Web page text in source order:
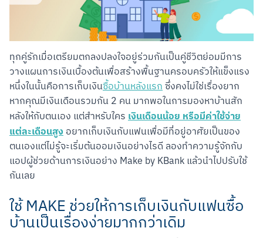
ทุกคู่รักเมื่อเตรียมตกลงปลงใจอยู่ร่วมกันเป็นคู่ชีวิตย่อมมีการ
วางแผนการเงินเบื้องต้นเพื่อสร้างพื้นฐานครอบครัวให้แข็งแรง
หนึ่งในนั้นคือการเก็บเงินซื้อบ้านหลังแรก ซึ่งคงไม่ใช่เรื่องยาก
หากคุณมีเงินเดือนรวมกัน 2 คน มากพอในการมองหาบ้านสัก
หลังให้กับตนเอง แต่สำหรับใคร เงินเดือนน้อย หรือมีค่าใช้จ่าย
แต่ละเดือนสูง อยากเก็บเงินกับแฟนเพื่อมีที่อยู่อาศัยเป็นของ
ตนเองแต่ไม่รู้จะเริ่มต้นออมเงินอย่างไรดี ลองทำความรู้จักกับ
แอปผู้ช่วยด้านการเงินอย่าง Make by KBank แล้วนำไปปรับใช้
กันเลย
ใช้ MAKE ช่วยให้การเก็บเงินกับแฟนซื้อ
บ้านเป็นเรื่องง่ายมากกว่าเดิม